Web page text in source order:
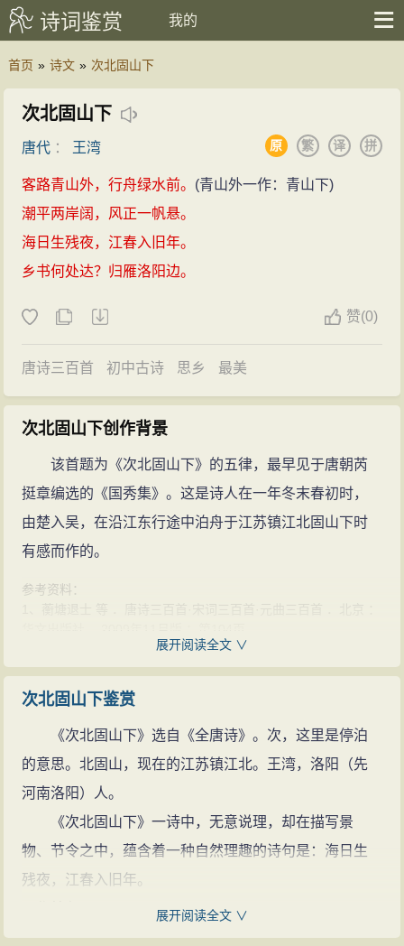
诗词鉴赏 我的
首页 » 诗文 » 次北固山下
次北固山下
唐代 ： 王湾 拼
译
繁
原
客路青山外，行舟绿水前。 (青山外一作：青山下)
潮平两岸阔，风正一帆悬。
海日生残夜，江春入旧年。
乡书何处达？归雁洛阳边。
赞(0)
唐诗三百首 初中古诗 思乡 最美
次北固山下创作背景
该首题为《次北固山下》的五律，最早见于唐朝芮
挺章编选的《国秀集》。这是诗人在一年冬末春初时，
由楚入吴，在沿江东行途中泊舟于江苏镇江北固山下时
有感而作的。
参考资料：
2、萧涤非 等 ．唐诗鉴赏辞典 ．上海 ：上海辞书出版社 ，1983
年12月版 ：第365-366页 ．
展开阅读全文 ∨
次北固山下鉴赏
《次北固山下》选自《全唐诗》。次，这里是停泊
的意思。北固山，现在的江苏镇江北。王湾，洛阳（先
河南洛阳）人。
《次北固山下》一诗中，无意说理，却在描写景
物、节令之中，蕴含着一种自然理趣的诗句是：海日生
残夜，江春入旧年。
寓情于景，景中含理。
展开阅读全文 ∨